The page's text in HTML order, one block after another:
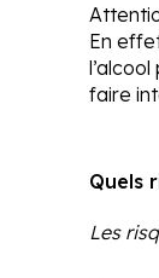
En
faire
Quels
Les